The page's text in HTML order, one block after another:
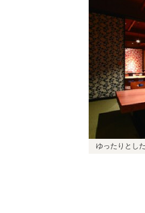
ゆったりとし